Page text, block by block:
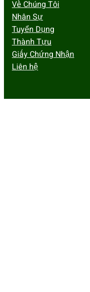
Về Chúng Tôi
Nhân Sự
Tuyển Dụng
Thành Tựu
Giấy Chứng Nhận
Liên hệ